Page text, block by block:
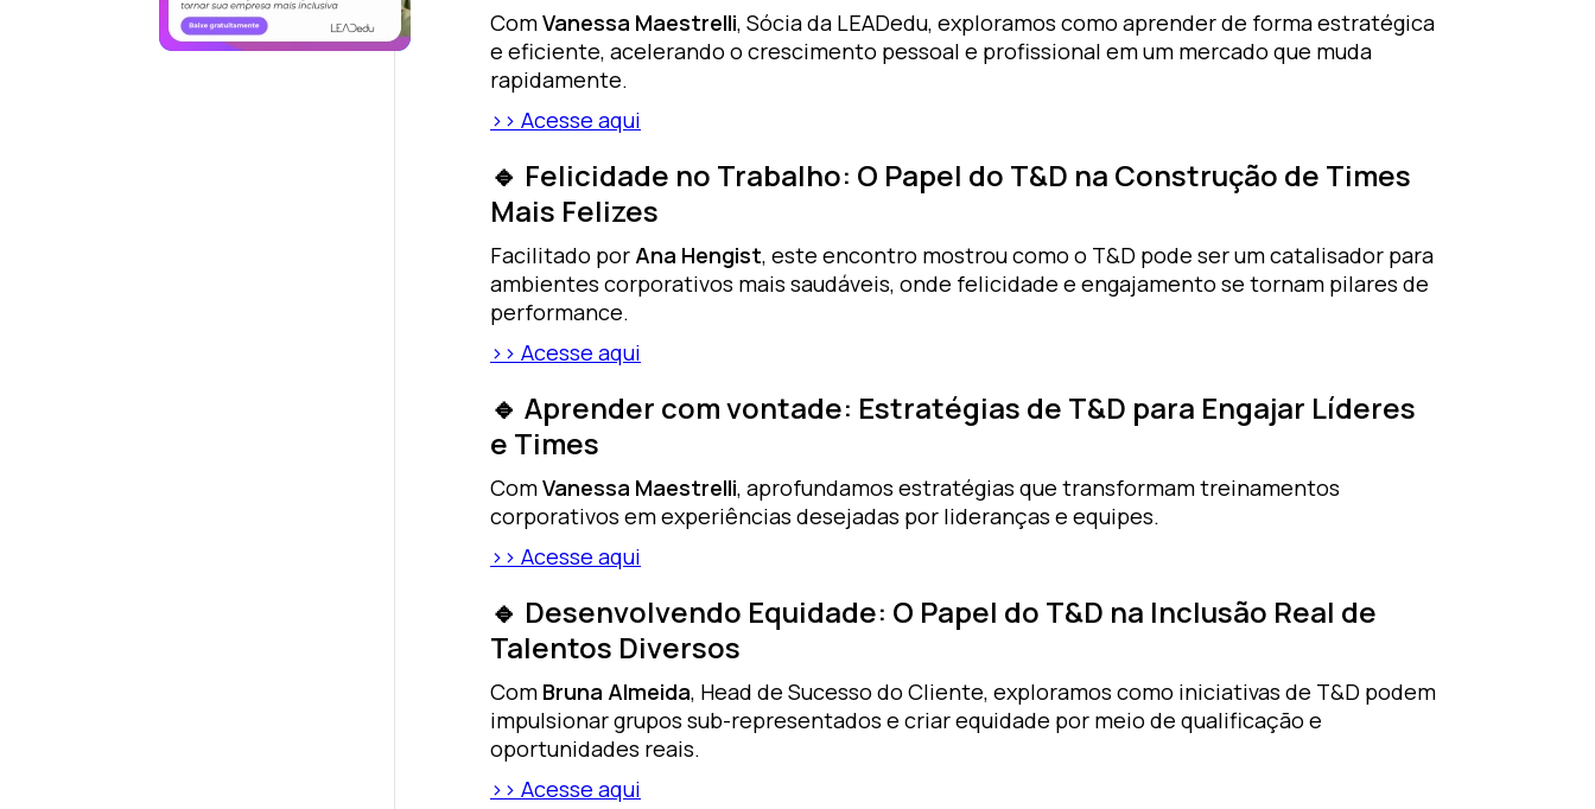
ComVanessa Maestrelli, Sócia da LEADedu, exploramos como aprender de forma estratégica
e eficiente, acelerando o crescimento pessoal e profissional em um mercado que muda
rapidamente.
>> Acesse aqui
🔹 Felicidade no Trabalho: O Papel do T&D na Construção de Times
Mais Felizes
Facilitado por Ana Hengist, este encontro mostrou como o T&D pode ser um catalisador para
ambientes corporativos mais saudáveis, onde felicidade e engajamento se tornam pilares de
performance.
>> Acesse aqui
🔹 Aprender com vontade: Estratégias de T&D para Engajar Líderes
e Times
ComVanessa Maestrelli, aprofundamos estratégias que transformam treinamentos
corporativos em experiências desejadas por lideranças e equipes.
>> Acesse aqui
🔹 Desenvolvendo Equidade: O Papel do T&D na Inclusão Real de
Talentos Diversos
Com Bruna Almeida, Head de Sucesso do Cliente, exploramos como iniciativas de T&D podem
impulsionar grupos sub-representados e criar equidade por meio de qualificação e
oportunidades reais.
>> Acesse aqui